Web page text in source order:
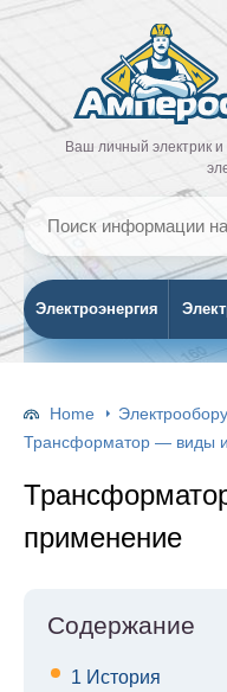
Ваш личный электрик
Электроэнергия
Home
Трансформатор — виды
применение
Содержание
1 История